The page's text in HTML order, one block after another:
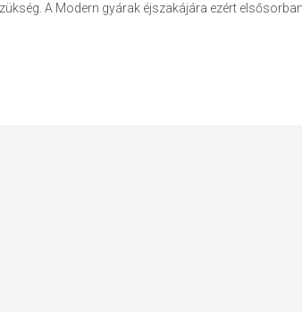
A Modern gyárak éjszakájára ezért